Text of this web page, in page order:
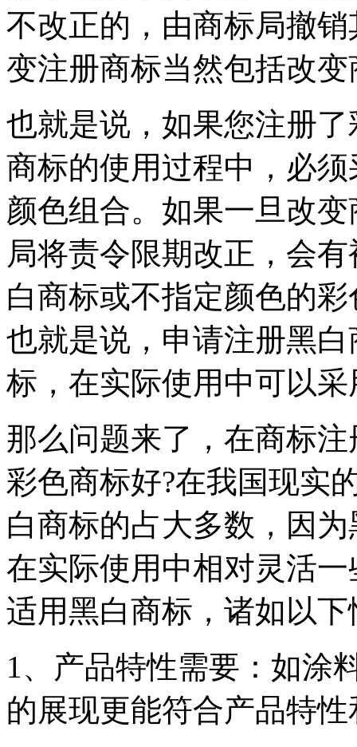
不改正的，由商标局撤
变注册商标当然包括改
也就是说，如果您注册
商标的使用过程中，必
颜色组合。如果一旦改
局将责令限期改正，会
白商标或不指定颜色的
也就是说，申请注册黑
标，在实际使用中可以
那么问题来了，在商标
彩色商标好?在我国现实
白商标的占大多数，因
在实际使用中相对灵活
适用黑白商标，诸如以
1、产品特性需要：如涂
的展现更能符合产品特